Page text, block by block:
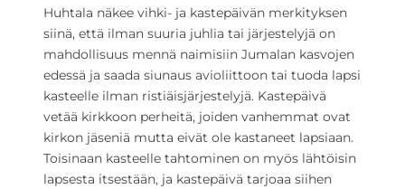
Huhtala näkee vihki- ja kastepäivän merkityksen
siinä, että ilman suuria juhlia tai järjestelyjä on
mahdollisuus mennä naimisiin Jumalan kasvojen
edessä ja saada siunaus avioliittoon tai tuoda lapsi
kasteelle ilman ristiäisjärjestelyjä. Kastepäivä
vetää kirkkoon perheitä, joiden vanhemmat ovat
kirkon jäseniä mutta eivät ole kastaneet lapsiaan.
Toisinaan kasteelle tahtominen on myös lähtöisin
lapsesta itsestään, ja kastepäivä tarjoaa siihen